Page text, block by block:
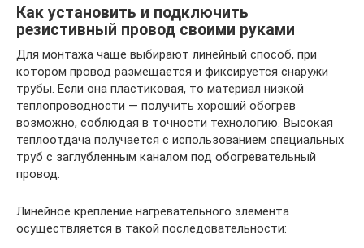
Как установить и подключить
резистивный провод своими руками
Для монтажа чаще выбирают линейный способ, при
котором провод размещается и фиксируется снаружи
трубы. Если она пластиковая, то материал низкой
теплопроводности — получить хороший обогрев
возможно, соблюдая в точности технологию. Высокая
теплоотдача получается с использованием специальных
труб с заглубленным каналом под обогревательный
провод.
Линейное крепление нагревательного элемента
осуществляется в такой последовательности: